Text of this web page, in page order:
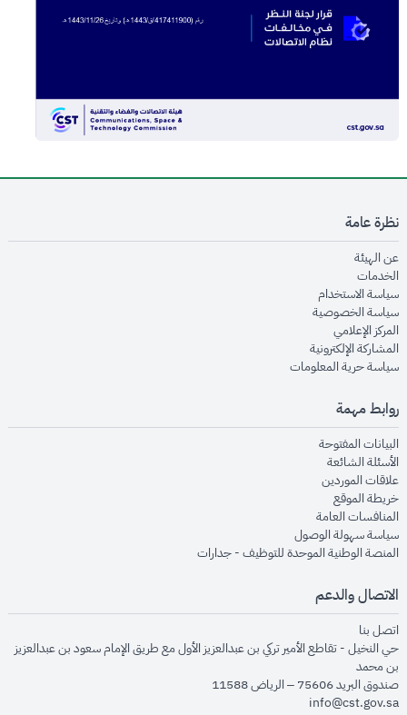
نظرة عامة
عن الهيئةopens in new window
الخدماتopens in new window
سياسة الاستخدام
سياسة الخصوصيةopens in new window
المركز الإعلاميopens in new window
المشاركة الإلكترونيةopens in new window
سياسة حرية المعلوماتopens in new window
روابط مهمة
البيانات المفتوحةopens in new window
الأسئلة الشائعةopens in new window
علاقات الموردينopens in new window
خريطة الموقعopens in new window
المنافسات العامةopens in new window
سياسة سهولة الوصولopens in new window
المنصة الوطنية الموحدة للتوظيف - جداراتopens in new window
الاتصال والدعم
اتصل بنا
حي النخيل - تقاطع الأمير تركي بن عبدالعزيز الأول مع طريق الإمام سعود بن عبدالعزيز
بن محمد
صندوق البريد 75606 – الرياض 11588
info@cst.gov.sa